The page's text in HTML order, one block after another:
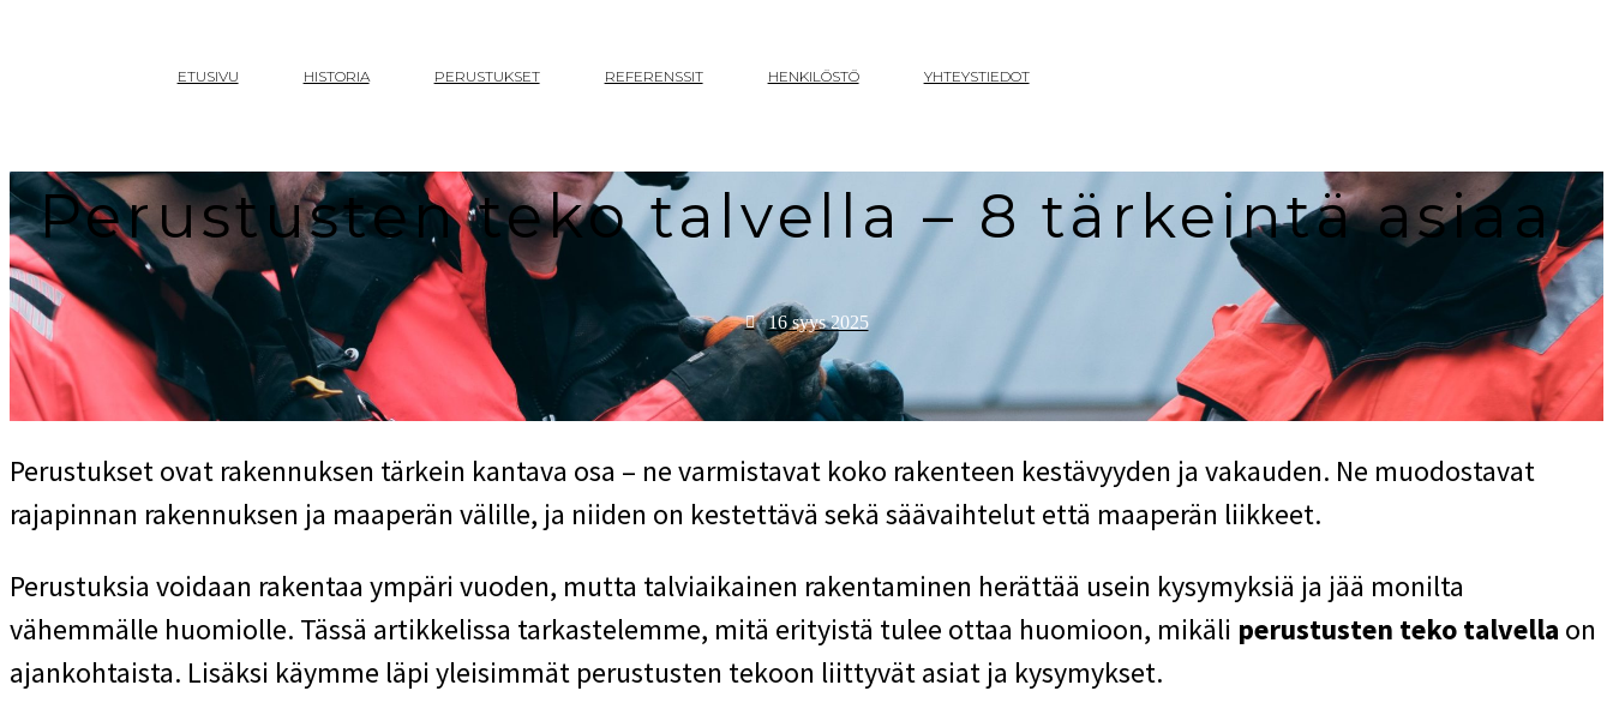
ETUSIVU HISTORIA PERUSTUKSET REFERENSSIT HENKILÖSTÖ YHTEYSTIEDOT
Perustusten teko talvella – 8 tärkeintä asiaa
16 syys 2025
Perustukset ovat rakennuksen tärkein kantava osa – ne varmistavat koko rakenteen kestävyyden ja vakauden. Ne muodostavat
rajapinnan rakennuksen ja maaperän välille, ja niiden on kestettävä sekä säävaihtelut että maaperän liikkeet.
Perustuksia voidaan rakentaa ympäri vuoden, mutta talviaikainen rakentaminen herättää usein kysymyksiä ja jää monilta
vähemmälle huomiolle. Tässä artikkelissa tarkastelemme, mitä erityistä tulee ottaa huomioon, mikäli perustusten teko talvella on
ajankohtaista. Lisäksi käymme läpi yleisimmät perustusten tekoon liittyvät asiat ja kysymykset.